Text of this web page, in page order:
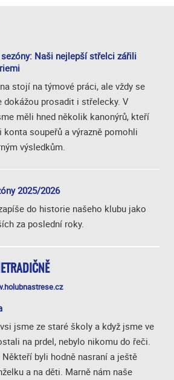
sezóny: Naši nejlepší střelci zářili
stojí na týmové práci, ale vždy se
dokážou prosadit i střelecky. V
měli hned několik kanonýrů, kteří
konta soupeřů a výrazně pomohli
výsledkům.
2025/2026
do historie našeho klubu jako
za poslední roky.
jsme ze staré školy a když jsme ve
na prdel, nebylo nikomu do řeči.
byli hodně nasraní a ještě
a na děti. Marně nám naše